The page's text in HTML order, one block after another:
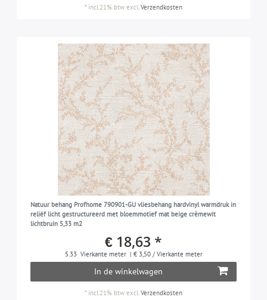
* incl.21% btw excl.Verzendkosten
Natuur behang Profhome 790901-GU vliesbehang hardvinyl warmdruk in
reliëf licht gestructureerd met bloemmotief mat beige crèmewit
lichtbruin 5,33 m2
€ 18,63 *
5.33 Vierkante meter | € 3,50 / Vierkante meter
In de winkelwagen
* incl.21% btw excl.Verzendkosten